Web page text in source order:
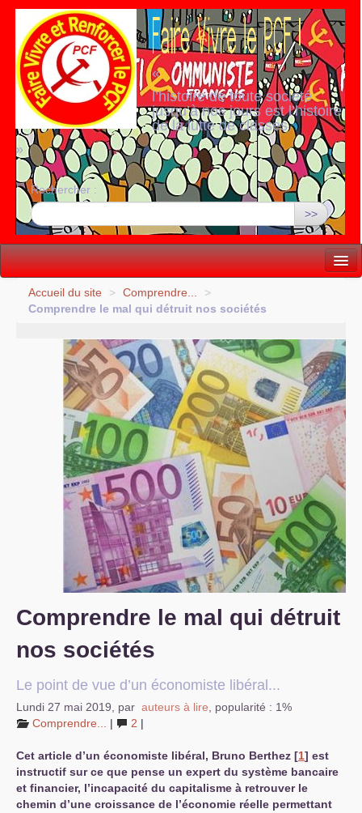
«
l’histoire de toute société
jusqu’à nos jours est l’histoire
de la lutte de classes
»
Rechercher :
>>
Vie politique
Internationale
S’organiser
Comprendre...
Vie du site
Accueil du site > Comprendre...
>
Comprendre le mal qui détruit nos sociétés
Comprendre le mal qui détruit
nos sociétés
Le point de vue d’un économiste libéral...
Lundi 27 mai 2019 par auteurs à lire
popularité : 1%
Comprendre...
| 2 |
Cet article d’un économiste libéral, Bruno Berthez [1] est
instructif sur ce que pense un expert du système bancaire
et financier, l’incapacité du capitalisme à retrouver le
chemin d’une croissance de l’économie réelle permettant